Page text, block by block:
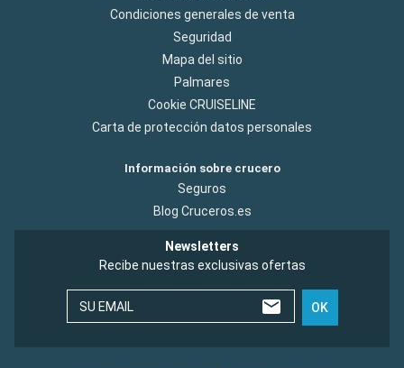
Condiciones generales de venta
Seguridad
Mapa del sitio
Palmares
Cookie CRUISELINE
Carta de protección datos personales
Información sobre crucero
Seguros
Blog Cruceros.es
Newsletters
Recibe nuestras exclusivas ofertas
SU EMAIL OK